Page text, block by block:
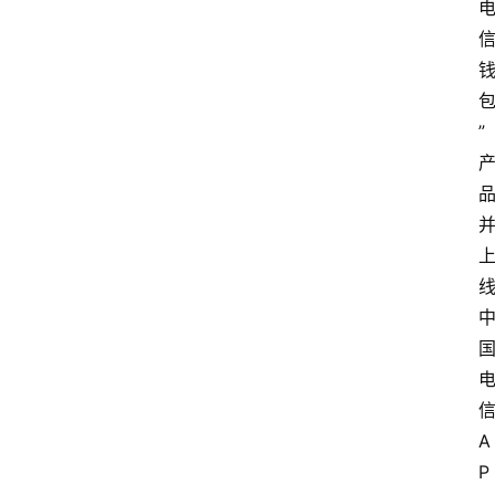
电
信
钱
包
”
产
品
并
上
线
中
国
电
信
A
P